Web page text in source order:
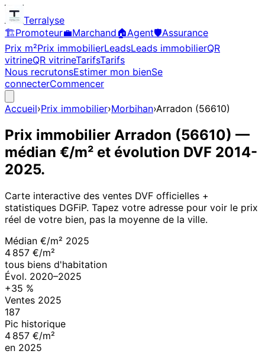
Terralyse
🏗️Promoteur💼Marchand🏠Agent🛡️Assurance
Prix m²Prix immobilierLeadsLeads immobilierQR
vitrineQR vitrineTarifsTarifs
Nous recrutonsEstimer mon bienSe
connecterCommencer
Accueil›Prix immobilier›Morbihan›Arradon (56610)
Prix immobilier Arradon (56610) —
médian €/m² et évolution DVF 2014-
2025.
Carte interactive des ventes DVF officielles +
statistiques DGFiP. Tapez votre adresse pour voir le prix
réel de votre bien, pas la moyenne de la ville.
Médian €/m² 2025
4 857 €/m²
tous biens d'habitation
Évol. 2020–2025
+35 %
Ventes 2025
187
Pic historique
4 857 €/m²
en 2025